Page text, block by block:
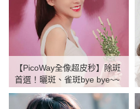
微針電波
Sofwave索夫波
PicoWay皮秒雷射
Ulthera美國音波
【PicoWay全像超皮秒】除斑
首選！曬斑、雀斑bye bye~~